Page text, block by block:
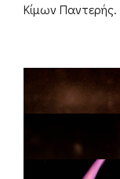
Κίμων Παντερής.